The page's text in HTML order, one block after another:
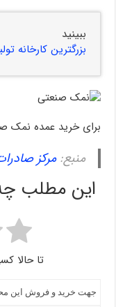
ببینید
بزرگترین کارخانه
برای خرید عمده نمک
منبع:مرکز
این مطلب چه
تا حالا
جهت خرید و فروش این